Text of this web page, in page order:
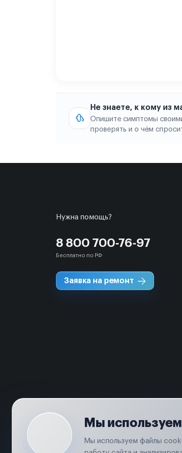
Не знаете, к кому из
Опишите симптомы
проверять и о чём
Нужна помощь?
8 800 700-76-97
Бесплатно по РФ
Заявка на ремонт
Мы
Мы используем файлы